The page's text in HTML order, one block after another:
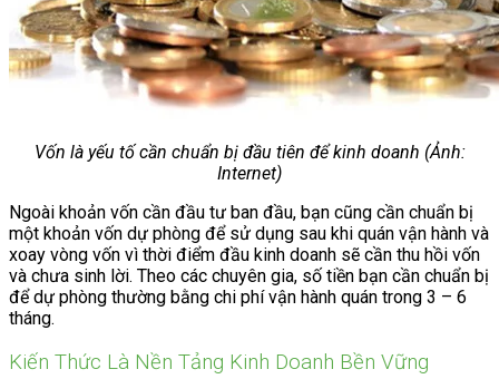
Vốn là yếu tố cần chuẩn bị đầu tiên để kinh doanh (Ảnh:
Internet)
Ngoài khoản vốn cần đầu tư ban đầu, bạn cũng cần chuẩn bị
một khoản vốn dự phòng để sử dụng sau khi quán vận hành và
xoay vòng vốn vì thời điểm đầu kinh doanh sẽ cần thu hồi vốn
và chưa sinh lời. Theo các chuyên gia, số tiền bạn cần chuẩn bị
để dự phòng thường bằng chi phí vận hành quán trong 3 – 6
tháng.
Kiến Thức Là Nền Tảng Kinh Doanh Bền Vững